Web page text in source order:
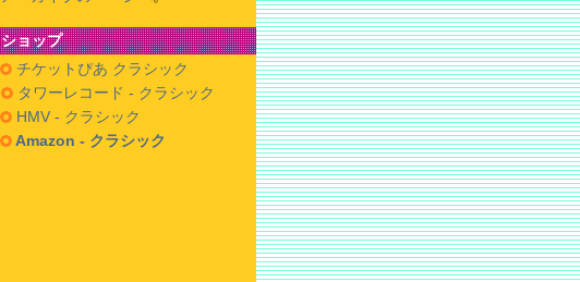
ショップ
チケットぴあ クラシック
タワーレコード - クラシック
HMV - クラシック
Amazon - クラシック